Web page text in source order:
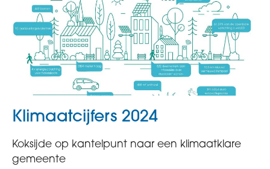
Klimaatcijfers 2024
Koksijde op kantelpunt naar een klimaatklare
gemeente